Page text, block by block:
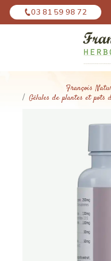
03 81 59 98 72
François
Gélules de plantes et pots
Panneau de gestion des